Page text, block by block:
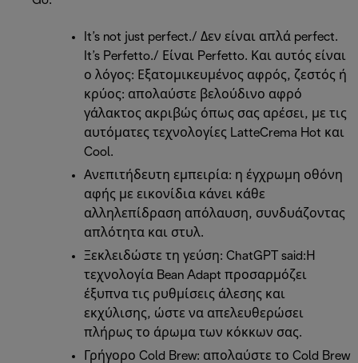
It’s not just perfect./ Δεν είναι απλά perfect.
It’s Perfetto./ Είναι Perfetto. Και αυτός είναι
ο λόγος: Εξατομικευμένος αφρός, ζεστός ή
κρύος: απολαύστε βελούδινο αφρό
γάλακτος ακριβώς όπως σας αρέσει, με τις
αυτόματες τεχνολογίες LatteCrema Hot και
Cool.
Ανεπιτήδευτη εμπειρία: η έγχρωμη οθόνη
αφής με εικονίδια κάνει κάθε
αλληλεπίδραση απόλαυση, συνδυάζοντας
απλότητα και στυλ.
Ξεκλειδώστε τη γεύση: ChatGPT said:Η
τεχνολογία Bean Adapt προσαρμόζει
έξυπνα τις ρυθμίσεις άλεσης και
εκχύλισης, ώστε να απελευθερώσει
πλήρως το άρωμα των κόκκων σας.
Γρήγορο Cold Brew: απολαύστε το Cold Brew